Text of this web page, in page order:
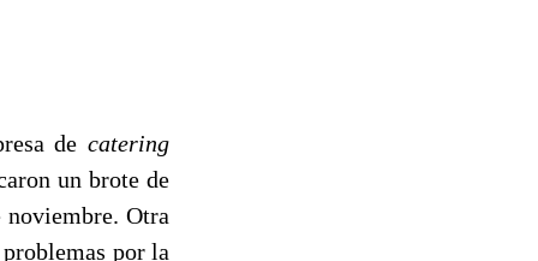
de catering
un brote de
noviembre. Otra
por la